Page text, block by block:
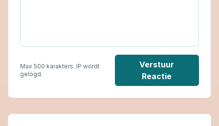
Max 500 karakters. IP wordt
gelogd.
Verstuur
Reactie